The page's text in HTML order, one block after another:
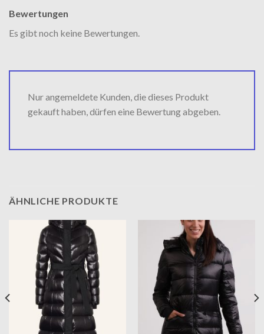
Bewertungen
Es gibt noch keine Bewertungen.
Nur angemeldete Kunden, die dieses Produkt
gekauft haben, dürfen eine Bewertung abgeben.
ÄHNLICHE PRODUKTE